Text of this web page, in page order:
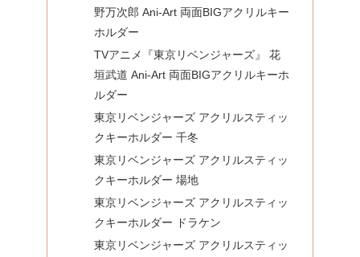
野万次郎 Ani-Art 両面BIGアクリルキー
ホルダー
TVアニメ『東京リベンジャーズ』 花
垣武道 Ani-Art 両面BIGアクリルキーホ
ルダー
東京リベンジャーズ アクリルスティッ
クキーホルダー 千冬
東京リベンジャーズ アクリルスティッ
クキーホルダー 場地
東京リベンジャーズ アクリルスティッ
クキーホルダー ドラケン
東京リベンジャーズ アクリルスティッ